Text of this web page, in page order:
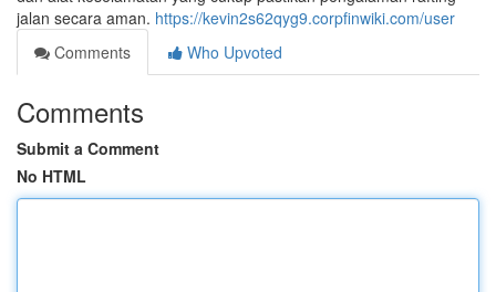
jalan secara aman. https://kevin2s62qyg9.corpfinwiki.com/user
Comments
Who Upvoted
Comments
Submit a Comment
No HTML